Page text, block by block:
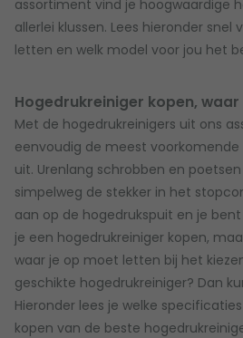
assortiment vind je hoogwaardige
allerlei klussen. Lees hieronder
letten en welk model voor jou het
Hogedrukreiniger kopen,
Met de hogedrukreinigers uit ons
eenvoudig de meest
uit. Urenlang schrobben en
simpelweg de stekker in het
aan op de hogedrukspuit en je
je een hogedrukreiniger kopen,
waar je op moet letten bij het
geschikte hogedrukreiniger? Dan
Hieronder lees je welke
kopen van de beste